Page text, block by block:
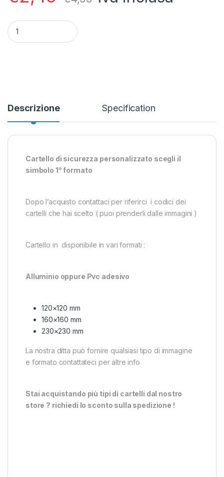
Cartello di sicurezza personalizzato scegli il simbolo 1°
Descrizione Specification
Cartello di sicurezza personalizzato scegli il
simbolo 1° formato
Dopo l’acquisto contattaci per riferirci i codici dei
cartelli che hai scelto ( puoi prenderli dalle immagini )
Cartello in disponibile in vari formati :
Alluminio oppure Pvc adesivo
120×120 mm
160×160 mm
230×230 mm
La nostra ditta può fornire qualsiasi tipo di immagine
e formato contattateci per altre info
Stai acquistando più tipi di cartelli dal nostro
store ? richiedi lo sconto sulla spedizione !